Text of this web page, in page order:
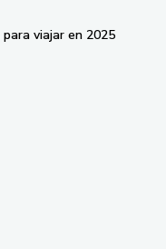
viajar en 2025